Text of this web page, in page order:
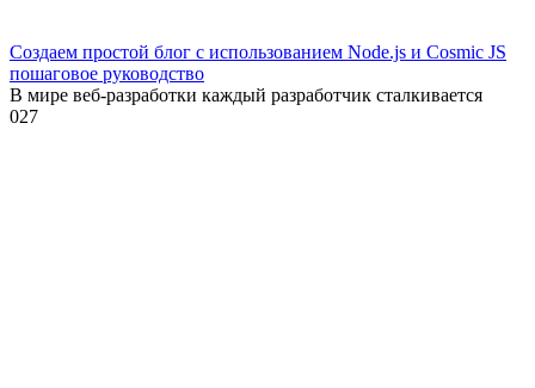
Создаем простой блог с использованием Node.js и Cosmic JS
пошаговое руководство
В мире веб-разработки каждый разработчик сталкивается
027